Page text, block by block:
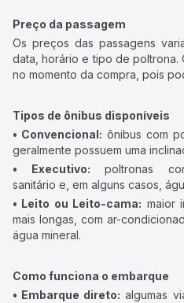
Preço da passagem
Os preços das passagens
data, horário e tipo de poltrona.
no momento da compra, pois
Tipos de ônibus disponíveis
• Convencional: ônibus com
geralmente possuem uma
• Executivo: poltronas
sanitário e, em alguns casos,
• Leito ou Leito-cama: maior
mais longas, com ar-
água mineral.
Como funciona o embarque
• Embarque direto: algumas